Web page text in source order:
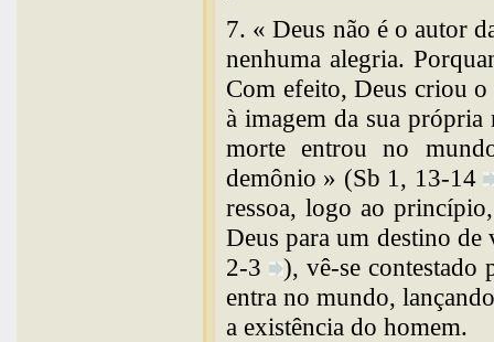
7. « Deus não é o autor
nenhuma alegria.
Com efeito, Deus criou
à imagem da sua
morte entrou no
demônio » (Sb 1, 13-14
ressoa, logo ao
Deus para um destino
2-3
), vê-se contestado
entra no mundo,
a existência do homem.